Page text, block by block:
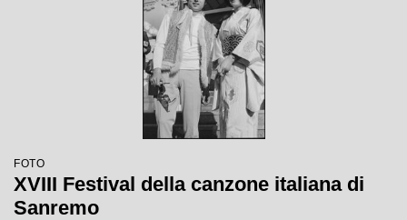
FOTO
XVIII Festival della canzone italiana di
Sanremo